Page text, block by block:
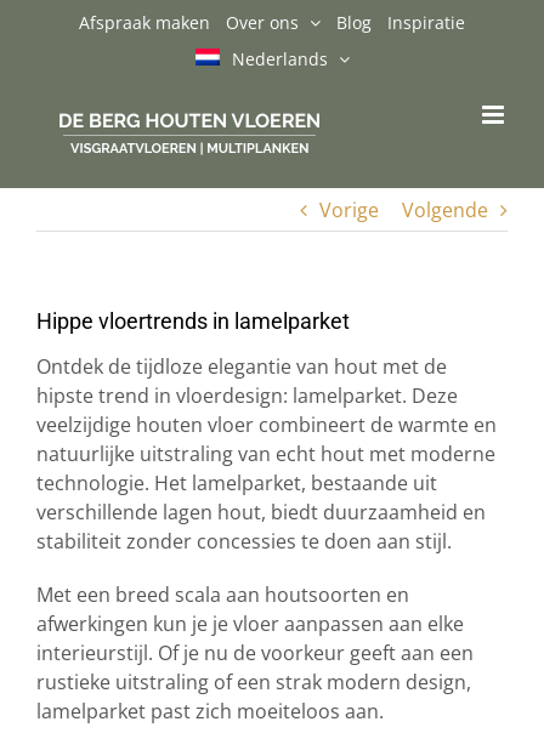
Afspraak maken Over ons Blog
Inspiratie
Nederlands
Vorige Volgende
Hippe vloertrends in lamelparket
Ontdek de tijdloze elegantie van hout met de
hipste trend in vloerdesign: lamelparket. Deze
veelzijdige houten vloer combineert de warmte en
natuurlijke uitstraling van echt hout met moderne
technologie. Het lamelparket, bestaande uit
verschillende lagen hout, biedt duurzaamheid en
stabiliteit zonder concessies te doen aan stijl.
Met een breed scala aan houtsoorten en
afwerkingen kun je je vloer aanpassen aan elke
interieurstijl. Of je nu de voorkeur geeft aan een
rustieke uitstraling of een strak modern design,
lamelparket past zich moeiteloos aan.